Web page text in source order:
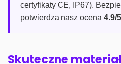
certyfikaty CE, IP67).
potwierdza nasz ocena 4.9/
Skuteczne